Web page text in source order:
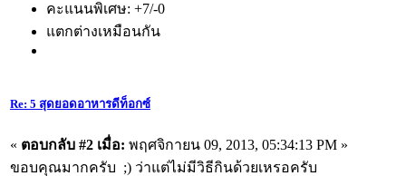
คะแนนพิเศษ: +7/-0
แตกต่างเหมือนกัน
Re: 5 สุดยอดอาหารดีท็อกซ์
« ตอบกลับ #2 เมื่อ: พฤศจิกายน 09, 2013, 05:34:13 PM »
ขอบคุณมากครับ ;) ว่าแต่ไม่มีวิธีกินด้วยเหรอครับ